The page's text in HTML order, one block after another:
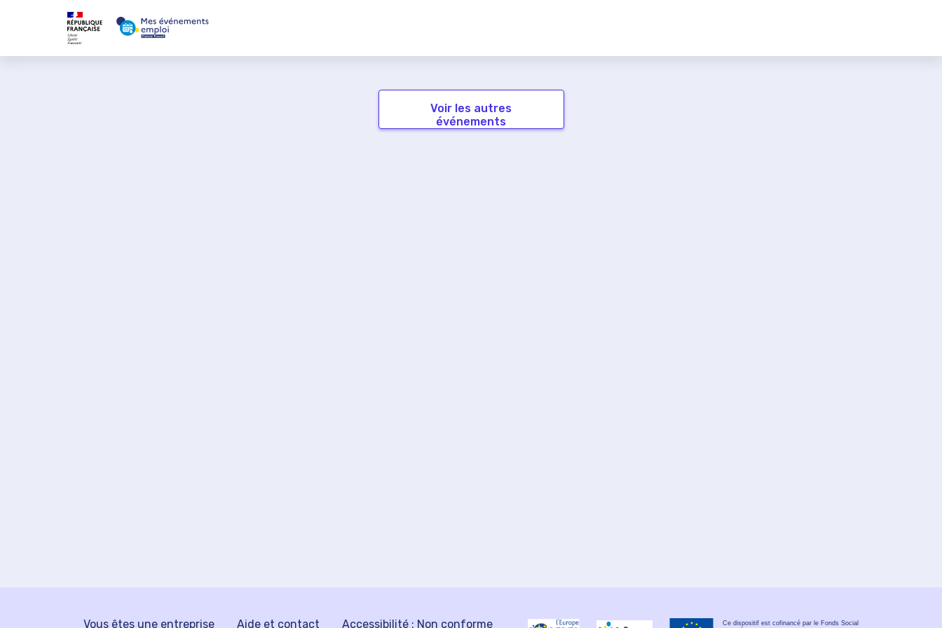
Voir les autres
événements
Vous êtes une entreprise Aide et contact Accessibilité : Non conforme
Ce dispositif est cofinancé par le Fonds Social